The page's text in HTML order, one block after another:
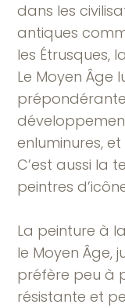
dans les
antiques
les Étrusques,
Le Moyen Âge
enluminures,
C’est aussi la
peintres
La peinture à
le Moyen Âge,
préfère peu à
résistante et